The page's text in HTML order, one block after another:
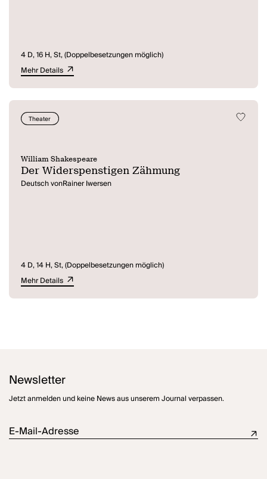
4 D, 16 H, St, (Doppelbesetzungen möglich)
Mehr Details
Theater
William Shakespeare
Der Widerspenstigen Zähmung
Deutsch vonRainer Iwersen
4 D, 14 H, St, (Doppelbesetzungen möglich)
Mehr Details
Newsletter
Jetzt anmelden und keine News aus unserem Journal verpassen.
E-Mail-Adresse